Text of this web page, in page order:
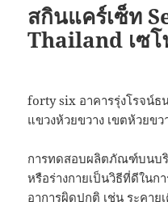
สกินแคร์เซ็ท
Thailand เซโ
forty six อาคารรุ่งโรจน์
แขวงห้วยขวาง เขตห้วยขว
การทดสอบผลิตภัณฑ์บนบริ
หรือร่างกายเป็นวิธีที่ดีใน
อาการผิดปกติ เช่น ระคา